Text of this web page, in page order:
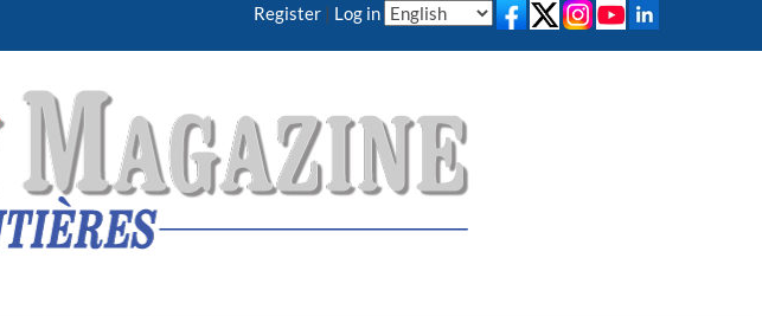
Register | Log in